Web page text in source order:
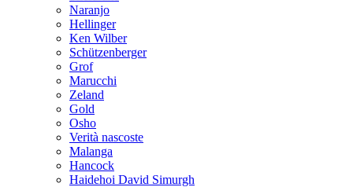
Naranjo
Hellinger
Ken Wilber
Schützenberger
Grof
Marucchi
Zeland
Gold
Osho
Verità nascoste
Malanga
Hancock
Haidehoi David Simurgh